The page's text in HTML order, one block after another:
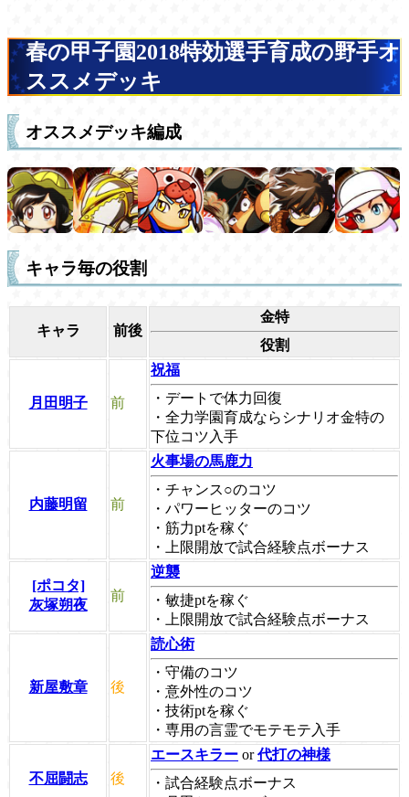
春の甲子園2018特効選手育成の野手オ
ススメデッキ
オススメデッキ編成
キャラ毎の役割
キャラ 前後
金特
役割
月田明子 前
祝福
・デートで体力回復
・全力学園育成ならシナリオ金特の
下位コツ入手
内藤明留 前
火事場の馬鹿力
・チャンス○のコツ
・パワーヒッターのコツ
・筋力ptを稼ぐ
・上限開放で試合経験点ボーナス
[ポコタ]
灰塚朔夜
前
逆襲
・敏捷ptを稼ぐ
・上限開放で試合経験点ボーナス
新屋敷章 後
読心術
・守備のコツ
・意外性のコツ
・技術ptを稼ぐ
・専用の言霊でモテモテ入手
不屈闘志 後
エースキラー or代打の神様
・試合経験点ボーナス